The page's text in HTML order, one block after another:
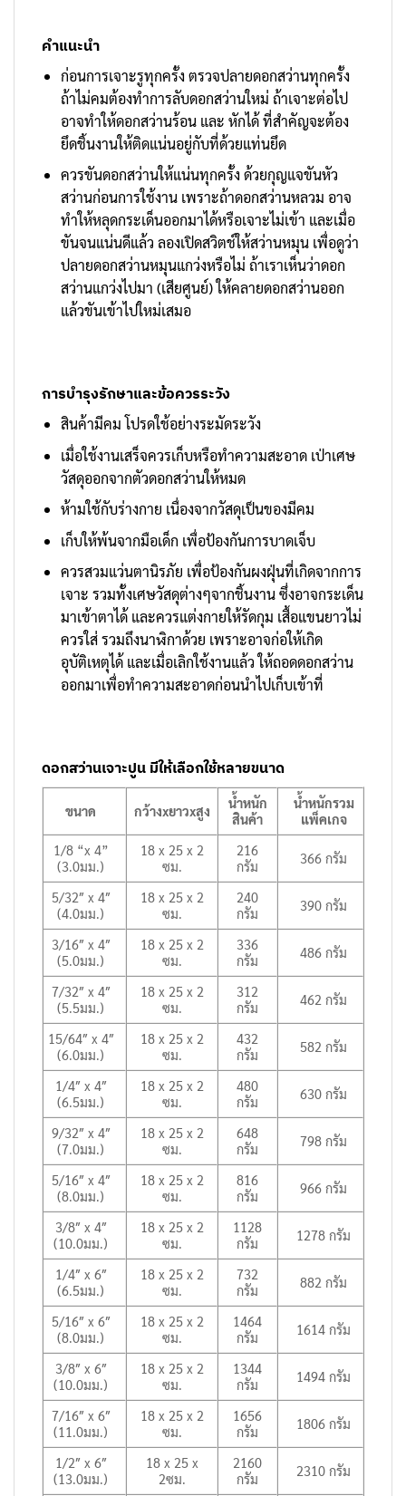
คำแนะนำ
ก่อนการเจาะรูทุกครั้ง ตรวจปลายดอกสว่านทุกครั้ง
ถ้าไม่คมต้องทำการลับดอกสว่านใหม่ ถ้าเจาะต่อไป
อาจทำให้ดอกสว่านร้อน และ หักได้ ที่สำคัญจะต้อง
ยึดชิ้นงานให้ติดแน่นอยู่กับที่ด้วยแท่นยึด
ควรขันดอกสว่านให้แน่นทุกครั้ง ด้วยกุญแจขันหัว
สว่านก่อนการใช้งาน เพราะถ้าดอกสว่านหลวม อาจ
ทำให้หลุดกระเด็นออกมาได้หรือเจาะไม่เข้า และเมื่อ
ขันจนแน่นดีแล้ว ลองเปิดสวิตช์ให้สว่านหมุน เพื่อดูว่า
ปลายดอกสว่านหมุนแกว่งหรือไม่ ถ้าเราเห็นว่าดอก
สว่านแกว่งไปมา (เสียศูนย์) ให้คลายดอกสว่านออก
แล้วขันเข้าไปใหม่เสมอ
การบำรุงรักษาและข้อควรระวัง
สินค้ามีคม โปรดใช้อย่างระมัดระวัง
เมื่อใช้งานเสร็จควรเก็บหรือทำความสะอาด เป่าเศษ
วัสดุออกจากตัวดอกสว่านให้หมด
ห้ามใช้กับร่างกาย เนื่องจากวัสดุเป็นของมีคม
เก็บให้พ้นจากมือเด็ก เพื่อป้องกันการบาดเจ็บ
ควรสวมแว่นตานิรภัย เพื่อป้องกันผงฝุ่นที่เกิดจากการ
เจาะ รวมทั้งเศษวัสดุต่างๆจากชิ้นงาน ซึ่งอาจกระเด็น
มาเข้าตาได้ และควรแต่งกายให้รัดกุม เสื้อแขนยาวไม่
ควรใส่ รวมถึงนาฬิกาด้วย เพราะอาจก่อให้เกิด
อุบัติเหตุได้ และเมื่อเลิกใช้งานแล้ว ให้ถอดดอกสว่าน
ออกมาเพื่อทำความสะอาดก่อนนำไปเก็บเข้าที่
ดอกสว่านเจาะปูน มีให้เลือกใช้หลายขนาด
ขนาด กว้างxยาวxสูง
น้ำหนัก
สินค้า
น้ำหนักรวม
แพ็คเกจ
1/8 “x 4”
(3.0มม.)
18 x 25 x 2
ซม.
216
กรัม
366 กรัม
5/32″ x 4″
(4.0มม.)
18 x 25 x 2
ซม.
240
กรัม
390 กรัม
3/16″ x 4″
(5.0มม.)
18 x 25 x 2
ซม.
336
กรัม
486 กรัม
7/32″ x 4″
(5.5มม.)
18 x 25 x 2
ซม.
312
กรัม
462 กรัม
15/64″ x 4″
(6.0มม.)
18 x 25 x 2
ซม.
432
กรัม
582 กรัม
1/4″ x 4″
(6.5มม.)
18 x 25 x 2
ซม.
480
กรัม
630 กรัม
9/32″ x 4″
(7.0มม.)
18 x 25 x 2
ซม.
648
กรัม
798 กรัม
5/16″ x 4″
(8.0มม.)
18 x 25 x 2
ซม.
816
กรัม
966 กรัม
3/8″ x 4″
(10.0มม.)
18 x 25 x 2
ซม.
1128
กรัม
1278 กรัม
1/4″ x 6″
(6.5มม.)
18 x 25 x 2
ซม.
732
กรัม
882 กรัม
5/16″ x 6″
(8.0มม.)
18 x 25 x 2
ซม.
1464
กรัม
1614 กรัม
3/8″ x 6″
(10.0มม.)
18 x 25 x 2
ซม.
1344
กรัม
1494 กรัม
7/16″ x 6″
(11.0มม.)
18 x 25 x 2
ซม.
1656
กรัม
1806 กรัม
1/2″ x 6″
(13.0มม.)
18 x 25 x
2ซม.
2160
กรัม
2310 กรัม